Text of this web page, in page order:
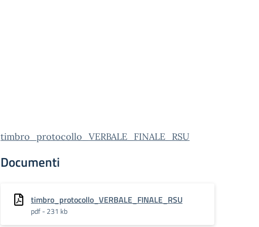
timbro_protocollo_VERBALE_FINALE_RSU
Documenti
timbro_protocollo_VERBALE_FINALE_RSU
pdf - 231 kb